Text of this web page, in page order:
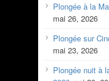
Plongée à la
mai 26, 2026
Plongée sur
mai 23, 2026
Plongée nuit à